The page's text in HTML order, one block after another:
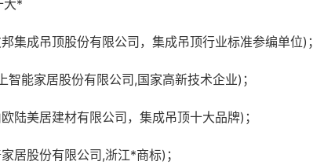
大*
集成吊顶股份有限公司，集成吊顶行业标准参编单位)；
智能家居股份有限公司,国家高新技术企业)；
陆美居建材有限公司，集成吊顶十大品牌)；
居股份有限公司,浙江*商标)；